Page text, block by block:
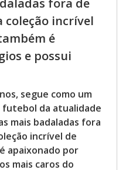
fora de
coleção incrível
é
e possui
segue como um
futebol da atualidade
mais badaladas fora
incrível de
apaixonado por
mais caros do